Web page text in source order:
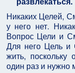
Никаких Целей,
у него нет.
Вопрос Цели и
Для него Цель и
жить, поскольку
один раз и нужно